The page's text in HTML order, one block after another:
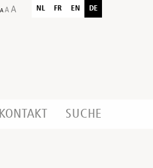
NL FR EN DE
KONTAKT SUCHE